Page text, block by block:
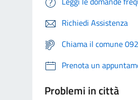
Richiedi Assistenza
Chiama il comune
Prenota un
Problemi in città